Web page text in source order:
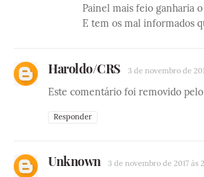
Painel mais feio ganharia
E tem os mal informados
Haroldo/CRS 3 de novembro de
Este comentário foi removido
Responder
Unknown 3 de novembro de 2017 às